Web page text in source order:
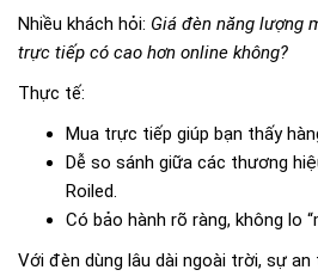
Nhiều khách hỏi: Giá đèn năng lượng
trực tiếp có cao hơn online không?
Thực tế:
Mua trực tiếp giúp bạn thấy
Dễ so sánh giữa các thương
Roiled.
Có bảo hành rõ ràng, không lo
Với đèn dùng lâu dài ngoài trời, sự